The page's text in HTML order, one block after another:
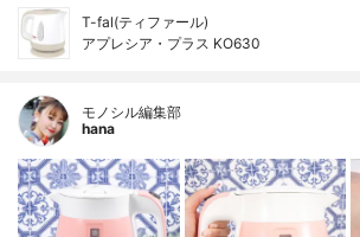
T-fal(ティファール)
アプレシア・プラス KO630
モノシル編集部
hana